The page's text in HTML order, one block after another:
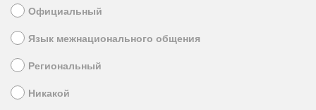
Официальный
Язык межнационального общения
Региональный
Никакой